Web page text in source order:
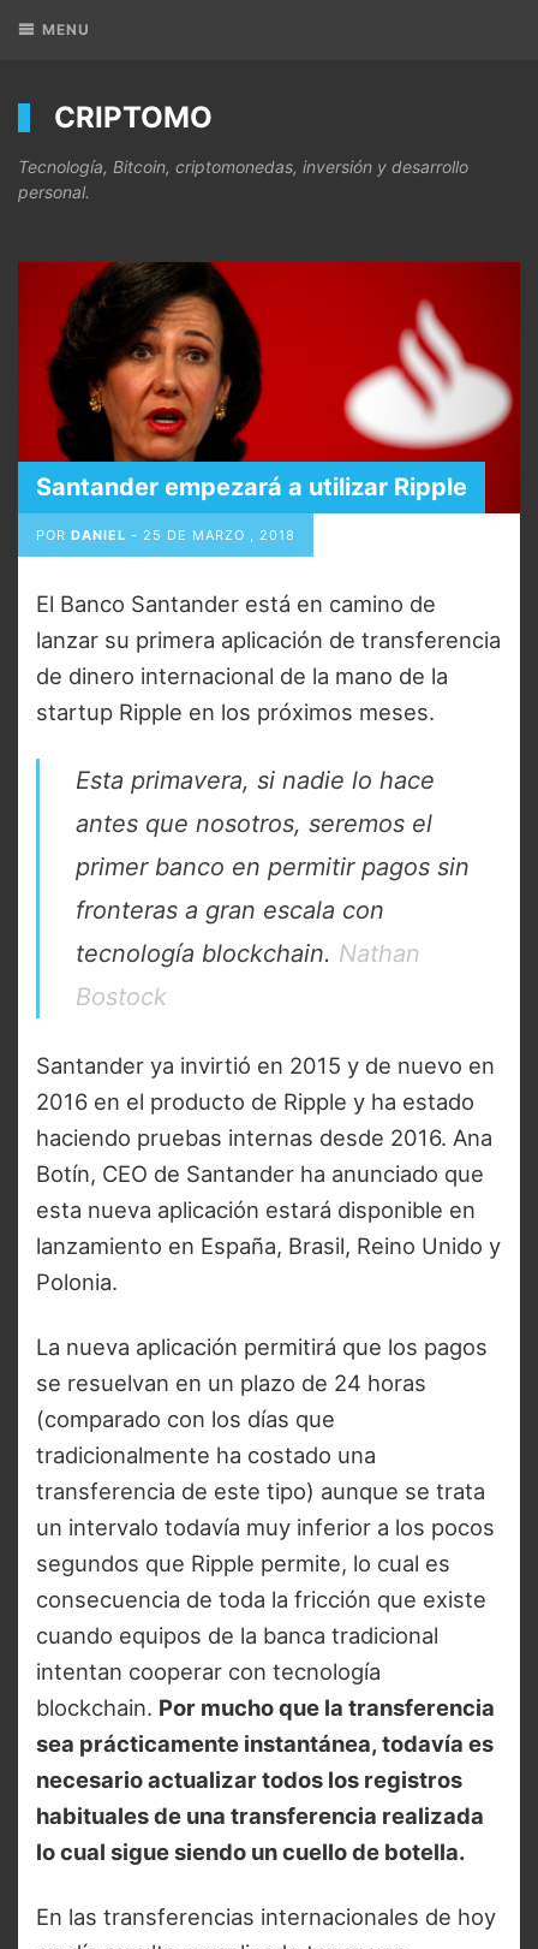
MENU
CRIPTOMO
Tecnología, Bitcoin, criptomonedas, inversión y desarrollo
personal.
Santander empezará a utilizar Ripple
POR DANIEL - 25 DE MARZO , 2018
El Banco Santander está en camino de
lanzar su primera aplicación de transferencia
de dinero internacional de la mano de la
startup Ripple en los próximos meses.
Esta primavera, si nadie lo hace
antes que nosotros, seremos el
primer banco en permitir pagos sin
fronteras a gran escala con
tecnología blockchain. Nathan
Bostock
Santander ya invirtió en 2015 y de nuevo en
2016 en el producto de Ripple y ha estado
haciendo pruebas internas desde 2016. Ana
Botín, CEO de Santander ha anunciado que
esta nueva aplicación estará disponible en
lanzamiento en España, Brasil, Reino Unido y
Polonia.
La nueva aplicación permitirá que los pagos
se resuelvan en un plazo de 24 horas
(comparado con los días que
tradicionalmente ha costado una
transferencia de este tipo) aunque se trata
un intervalo todavía muy inferior a los pocos
segundos que Ripple permite, lo cual es
consecuencia de toda la fricción que existe
cuando equipos de la banca tradicional
intentan cooperar con tecnología
blockchain. Por mucho que la transferencia
sea prácticamente instantánea, todavía es
necesario actualizar todos los registros
habituales de una transferencia realizada
lo cual sigue siendo un cuello de botella.
En las transferencias internacionales de hoy